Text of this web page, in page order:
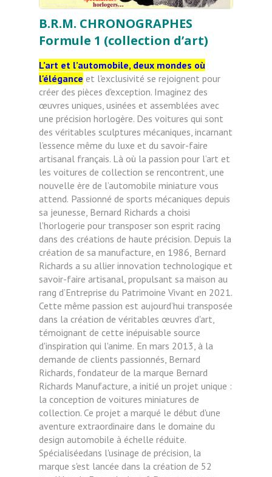
B.R.M. CHRONOGRAPHES
Formule 1 (collection d’art)
L’art et l’automobile, deux mondes où
l'élégance et l'exclusivité se rejoignent pour
créer des pièces d'exception. Imaginez des
œuvres uniques, usinées et assemblées avec
une précision horlogère. Des voitures qui sont
des véritables sculptures mécaniques, incarnant
l’essence même du luxe et du savoir-faire
artisanal français. Là où la passion pour l’art et
les voitures de collection se rencontrent, une
nouvelle ère de l’automobile miniature vous
attend. Passionné de sports mécaniques depuis
sa jeunesse, Bernard Richards a choisi
l'horlogerie pour transposer son esprit racing
dans des créations de haute précision. Depuis la
création de sa manufacture, en 1986, Bernard
Richards a su allier innovation technologique et
savoir-faire artisanal, propulsant sa maison au
rang d’Entreprise du Patrimoine Vivant en 2021.
Cette même passion est aujourd’hui transposée
dans la création de véritables œuvres d'art,
témoignant de cette inépuisable source
d'inspiration qui l'anime. En mars 2013, à la
demande de clients passionnés, Bernard
Richards, fondateur de la marque Bernard
Richards Manufacture, a initié un projet unique :
la conception de voitures miniatures de
collection. Ce projet a marqué le début d'une
aventure extraordinaire dans le domaine du
design automobile à échelle réduite.
Spécialiséedans l'usinage de précision, la
marque s'est lancée dans la création de 52